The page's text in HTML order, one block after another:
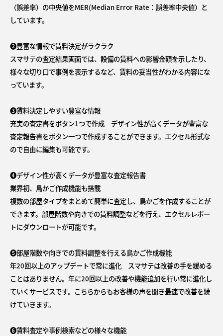
（誤差率）の中央値をMER(Median Error Rate：誤差率中央値）と
しています。
❷豊富な情報で賃料決定がラクラク
スマサテの査定結果画面では、設備の賃料への影響金額を示したり、
様々な切り口で事例を表示するなど、賃料の妥当性がわかる内容にな
っています。
➌賃料決定しやすい豊富な情報
充実の査定書をボタン1つで作成 デザイン性が高くデータが豊富な
査定報告書をボタン一つで作成することができます。エクセル形式な
ので自由に編集も可能です。
➍デザイン性が高くデータが豊富な査定報告書
業界初、鳥かご作成機能も搭載
複数の部屋タイプをまとめて簡単に査定し、鳥かごを作成することが
できます。部屋階数や向きでの賃料調整などを行え、エクセルレポー
トにダウンロートが可能です。
❺部屋階数や向きでの賃料調整を行える鳥かご作成機能
年20回以上のアップデートで常に進化 スマサテは改善の手を緩める
ことはありません。年に20回以上の改善や機能追加を行い常に進化し
ていくサービスです。こちらからもお客様の声を聞き最速で改善を続
けていきます。
❻賃料査定や事例検索などの様々な機能